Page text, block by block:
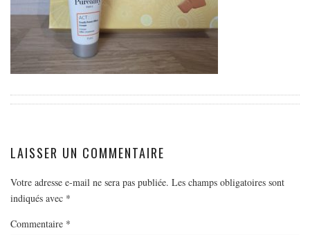
MEXIQUE
EUROPE
ESPAGNE
FRANCE
GRÈCE
PAYS BAS
RÉPUBLIQUE TCHÈQUE
OCÉANIE
AUSTRALIE
LAISSER UN COMMENTAIRE
Votre adresse e-mail ne sera pas publiée. Les champs obligatoires sont
indiqués avec *
Commentaire *